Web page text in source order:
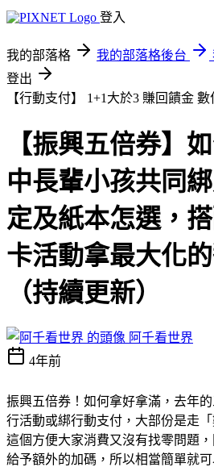
登入
我的部落格 我的部落格後台
登出
【行動支付】 1+1大於3 賺回饋金 數
【振興五倍券】
中長輩小孩共同
定及紙本怎選，
卡活動拿最大化
（持續更新）
阿千看世界
4年前
振興五倍券！如何拿好拿滿，去年
行活動或綁行動支付，大部份是走
這個方便大家消費又沒有找零問題
給予額外的加碼，所以相當簡單就